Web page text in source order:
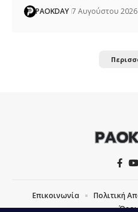
PAOKDAY 7 Αυγούστου 2026
Επικοινωνία
Πολιτική